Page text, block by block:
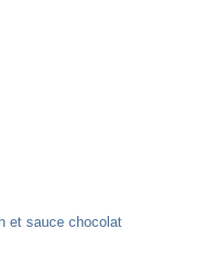
et sauce chocolat